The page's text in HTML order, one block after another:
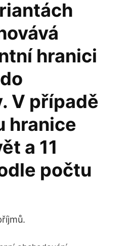
hranici
V případě
hranice
a 11
počtu